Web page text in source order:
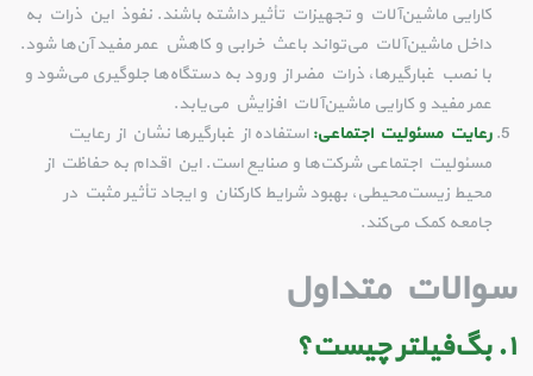
کارایی ماشین‌آلات و تجهیزات تأثیر داشته باشند. نفوذ این ذرات به
داخل ماشین‌آلات می‌تواند باعث خرابی و کاهش عمر مفید آن‌ها شود.
با نصب غبارگیرها، ذرات مضر از ورود به دستگاه‌ها جلوگیری می‌شود و
عمر مفید و کارایی ماشین‌آلات افزایش می‌یابد.
رعایت مسئولیت اجتماعی:استفاده از غبارگیرها نشان از رعایت
مسئولیت اجتماعی شرکت‌ها و صنایع است. این اقدام به حفاظت از
محیط زیست‌محیطی، بهبود شرایط کارکنان و ایجاد تأثیر مثبت در
جامعه کمک می‌کند.
سوالات متداول
۱. بگ‌فیلتر چیست؟